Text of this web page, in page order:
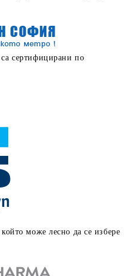
сертифицирани по
може лесно да се избере